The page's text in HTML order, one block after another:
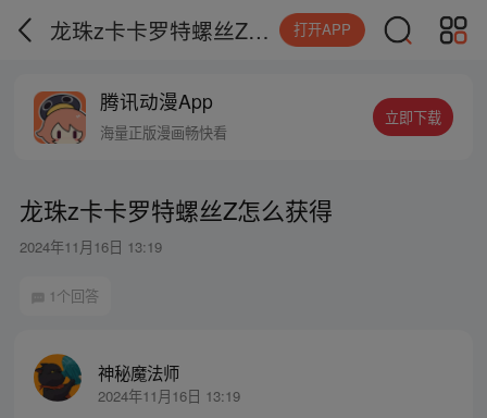
龙珠z卡卡罗特螺丝Z怎么获得 打开APP
腾讯动漫App
海量正版漫画畅快看
立即下载
龙珠z卡卡罗特螺丝Z怎么获得
2024年11月16日 13:19
1个回答
神秘魔法师
2024年11月16日 13:19